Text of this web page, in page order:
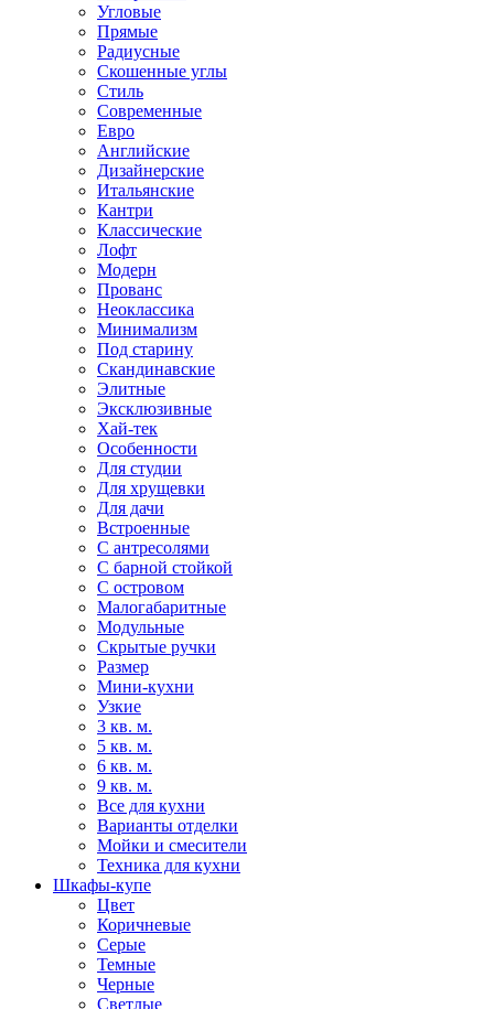
Угловые
Прямые
Радиусные
Скошенные углы
Стиль
Современные
Евро
Английские
Дизайнерские
Итальянские
Кантри
Классические
Лофт
Модерн
Прованс
Неоклассика
Минимализм
Под старину
Скандинавские
Элитные
Эксклюзивные
Хай-тек
Особенности
Для студии
Для хрущевки
Для дачи
Встроенные
С антресолями
С барной стойкой
С островом
Малогабаритные
Модульные
Скрытые ручки
Размер
Мини-кухни
Узкие
3 кв. м.
5 кв. м.
6 кв. м.
9 кв. м.
Все для кухни
Варианты отделки
Мойки и смесители
Техника для кухни
Шкафы-купе
Цвет
Коричневые
Серые
Темные
Черные
Светлые